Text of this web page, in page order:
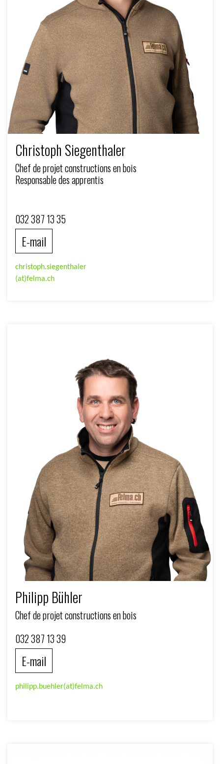
Christoph Siegenthaler
Chef de projet constructions en bois
Responsable des apprentis
032 387 13 35
E-mail
christoph.siegenthaler
(at)felma.ch
Philipp Bühler
Chef de projet constructions en bois
032 387 13 39
E-mail
philipp.buehler(at)felma.ch